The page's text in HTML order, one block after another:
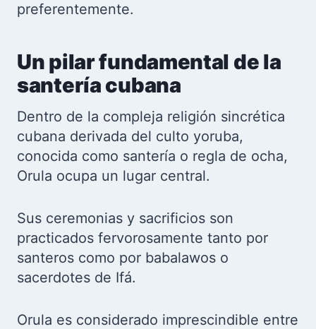
preferentemente.
Un pilar fundamental de la
santería cubana
Dentro de la compleja religión sincrética
cubana derivada del culto yoruba,
conocida como santería o regla de ocha,
Orula ocupa un lugar central.
Sus ceremonias y sacrificios son
practicados fervorosamente tanto por
santeros como por babalawos o
sacerdotes de Ifá.
Orula es considerado imprescindible entre